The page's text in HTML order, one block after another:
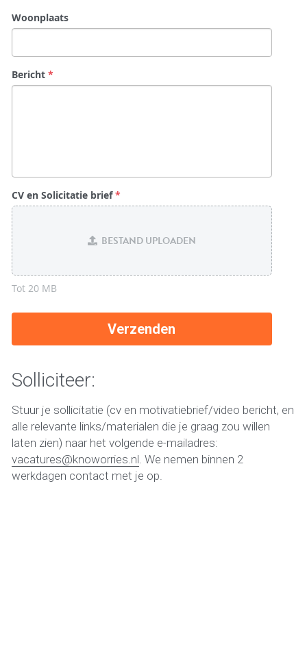
Woonplaats
Bericht*
CV en Solicitatie brief*
BESTAND UPLOADEN
Tot 20 MB
Verzenden
Solliciteer:
Stuur je sollicitatie (cv en motivatiebrief/video bericht, en
alle relevante links/materialen die je graag zou willen
vacatures@knoworries.nl. We nemen binnen 2
werkdagen contact met je op.